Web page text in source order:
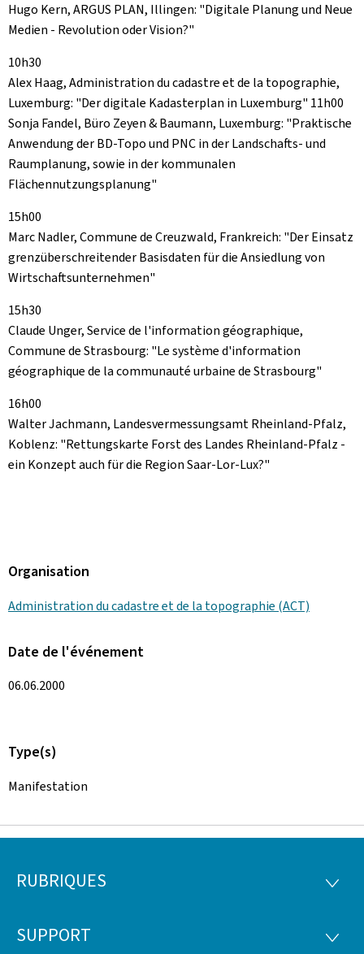
Hugo Kern, ARGUS PLAN, Illingen: "Digitale Planung und Neue
Medien - Revolution oder Vision?"
10h30
Alex Haag, Administration du cadastre et de la topographie,
Luxemburg: "Der digitale Kadasterplan in Luxemburg" 11h00
Sonja Fandel, Büro Zeyen & Baumann, Luxemburg: "Praktische
Anwendung der BD-Topo und PNC in der Landschafts- und
Raumplanung, sowie in der kommunalen
Flächennutzungsplanung"
15h00
Marc Nadler, Commune de Creuzwald, Frankreich: "Der Einsatz
grenzüberschreitender Basisdaten für die Ansiedlung von
Wirtschaftsunternehmen"
15h30
Claude Unger, Service de l'information géographique,
Commune de Strasbourg: "Le système d'information
géographique de la communauté urbaine de Strasbourg"
16h00
Walter Jachmann, Landesvermessungsamt Rheinland-Pfalz,
Koblenz: "Rettungskarte Forst des Landes Rheinland-Pfalz -
ein Konzept auch für die Region Saar-Lor-Lux?"
Organisation
Administration du cadastre et de la topographie (ACT)
Date de l'événement
06.06.2000
Type(s)
Manifestation
Pied
page
RUBRIQUES
SUPPORT